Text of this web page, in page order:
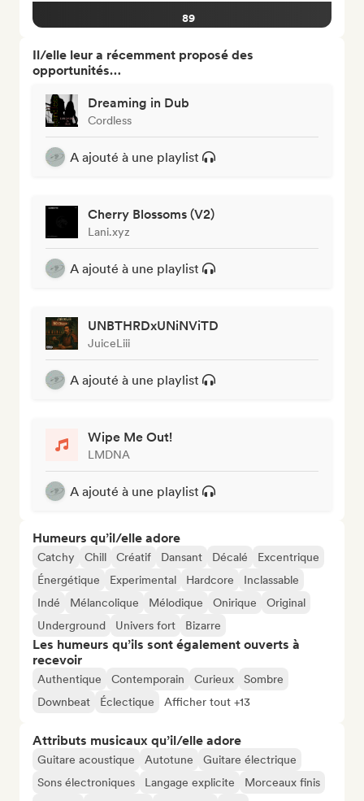
89
Il/elle leur a récemment proposé des
opportunités…
Dreaming in Dub
Cordless
A ajouté à une playlist
Cherry Blossoms (V2)
Lani.xyz
A ajouté à une playlist
UNBTHRDxUNiNViTD
JuiceLiii
A ajouté à une playlist
Wipe Me Out!
LMDNA
A ajouté à une playlist
Humeurs qu’il/elle adore
Catchy Chill Créatif Dansant Décalé
Excentrique
Énergétique
Experimental Hardcore
Inclassable
Indé
Mélancolique Mélodique Onirique
Original
Underground
Univers fort Bizarre
Les humeurs qu’ils sont également ouverts à
recevoir
Authentique Contemporain Curieux
Sombre
Downbeat
Éclectique Afficher tout +13
Attributs musicaux qu’il/elle adore
Guitare acoustique Autotune
Guitare électrique
Sons électroniques
Langage explicite
Morceaux finis